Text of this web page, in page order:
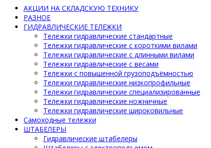
АКЦИИ НА СКЛАДСКУЮ ТЕХНИКУ
РАЗНОЕ
ГИДРАВЛИЧЕСКИЕ ТЕЛЕЖКИ
Тележки гидравлические стандартные
Тележки гидравлические с короткими вилами
Тележки гидравлические с длинными вилами
Тележки гидравлические с весами
Тележки с повышенной грузоподъёмностью
Тележки гидравлические низкопрофильные
Тележки гидравлические специализированные
Тележки гидравлические ножничные
Тележки гидравлические широковильные
Самоходные тележки
ШТАБЕЛЕРЫ
Гидравлические штабелеры